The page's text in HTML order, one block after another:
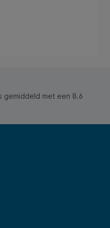
gemiddeld met een 8.6